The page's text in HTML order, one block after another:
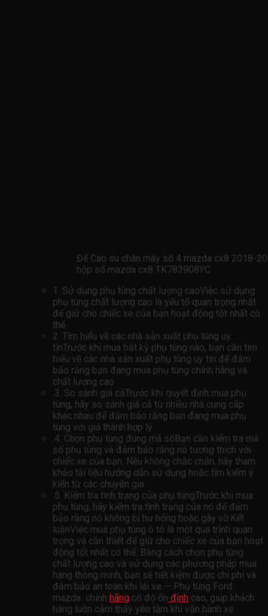
Đế Cao su chân máy số 4 mazda cx8 2018-
hộp số mazda cx8 TK783908YC
1. Sử dụng phụ tùng chất lượng caoViệc sử dụng
phụ tùng chất lượng cao là yếu tố quan trọng nhất
để giữ cho chiếc xe của bạn hoạt động tốt nhất có
thể.
2. Tìm hiểu về các nhà sản xuất phụ tùng uy
tínTrước khi mua bất kỳ phụ tùng nào, bạn cần tìm
hiểu về các nhà sản xuất phụ tùng uy tín để đảm
bảo rằng bạn đang mua phụ tùng chính hãng và
chất lượng cao
.3. So sánh giá cảTrước khi quyết định mua phụ
tùng, hãy so sánh giá cả từ nhiều nhà cung cấp
khác nhau để đảm bảo rằng bạn đang mua phụ
tùng với giá thành hợp lý
.4. Chọn phụ tùng đúng mã sốBạn cần kiểm tra mã
số phụ tùng và đảm bảo rằng nó tương thích với
chiếc xe của bạn. Nếu không chắc chắn, hãy tham
khảo tài liệu hướng dẫn sử dụng hoặc tìm kiếm ý
kiến ​​từ các chuyên gia
.5. Kiểm tra tình trạng của phụ tùngTrước khi mua
phụ tùng, hãy kiểm tra tình trạng của nó để đảm
bảo rằng nó không bị hư hỏng hoặc gãy vỡ.Kết
luậnViệc mua phụ tùng ô tô là một quá trình quan
trọng và cần thiết để giữ cho chiếc xe của bạn hoạt
động tốt nhất có thể. Bằng cách chọn phụ tùng
chất lượng cao và sử dụng các phương pháp mua
hàng thông minh, bạn sẽ tiết kiệm được chi phí và
đảm bảo an toàn khi lái xe..– Phụ tùng Ford
mazda chính hãng có độ ổn định cao, giúp khách
hàng luôn cảm thấy yên tâm khi vận hành xe.